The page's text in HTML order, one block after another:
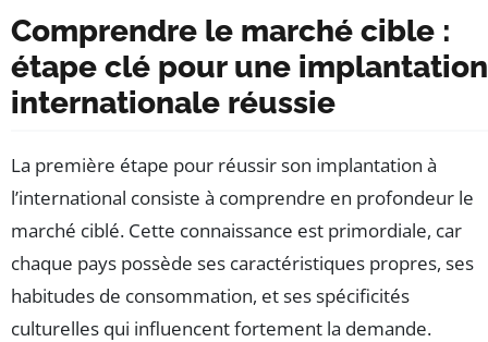
Comprendre le marché cible :
étape clé pour une implantation
internationale réussie
La première étape pour réussir son implantation à
l’international consiste à comprendre en profondeur le
marché ciblé. Cette connaissance est primordiale, car
chaque pays possède ses caractéristiques propres, ses
habitudes de consommation, et ses spécificités
culturelles qui influencent fortement la demande.